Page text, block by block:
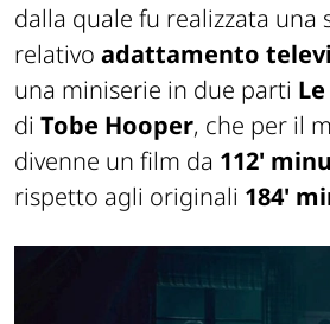
dalla quale fu realizzata una
relativo adattamento
una miniserie in due parti
di Tobe Hooper, che per il
divenne un film da 112'
rispetto agli originali 184'